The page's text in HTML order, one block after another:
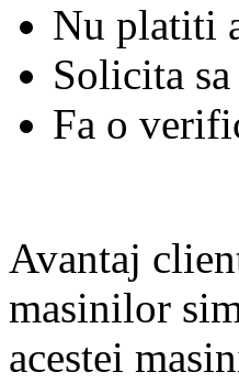
Nu platiti
Solicita
Fa o
Avantaj
masinilor
acestei